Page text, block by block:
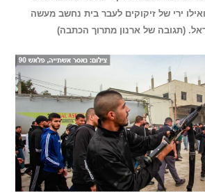
ירי של זיקוקים לעבר בית נחשב מעשה
(תגובה של ארנון מתרוך הכתבה)